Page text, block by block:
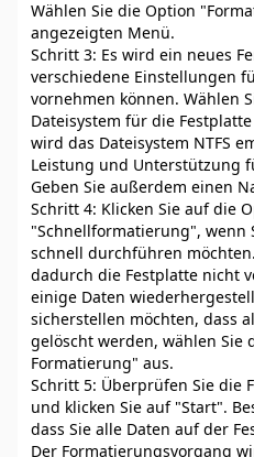
Wählen Sie die Option
angezeigten Menü.
Schritt 3: Es wird ein neues
verschiedene Einstellungen
vornehmen können. Wählen
Dateisystem für die
wird das Dateisystem NTFS
Leistung und Unterstützung
Geben Sie außerdem einen
Schritt 4: Klicken Sie auf die
"Schnellformatierung", wenn
schnell durchführen
dadurch die Festplatte nicht
einige Daten
sicherstellen möchten, dass
gelöscht werden, wählen Sie
Formatierung" aus.
Schritt 5: Überprüfen Sie die
und klicken Sie auf "Start".
dass Sie alle Daten auf der
Der Formatierungsvorgang